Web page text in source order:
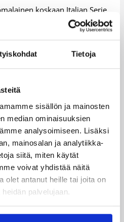
Tietoja
sisällön ja mainosten
median ominaisuuksien
analysoimiseen. Lisäksi
mainosalan ja analytiikka-
siitä, miten käytät
voivat yhdistää näitä
olet antanut heille tai joita on
palvelujaan.
koskaan Italian Serie
ovat ammattikoripalloa
Möttölä, Teemu
Italiassa pelaava
Martti Kuisma
Teemu Rannikko